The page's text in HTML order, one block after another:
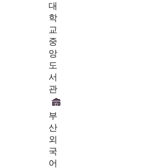
대
학
교
중
앙
도
서
관
부
산
외
국
어